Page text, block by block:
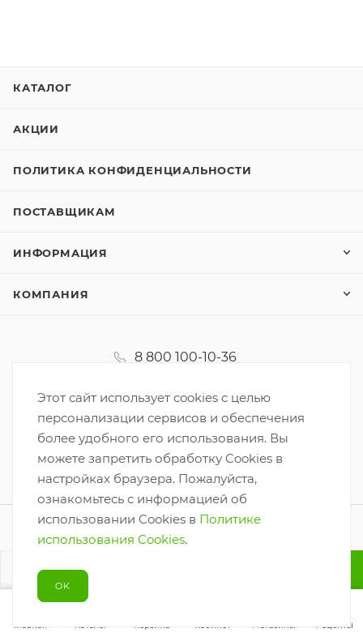
КАТАЛОГ
АКЦИИ
ПОЛИТИКА КОНФИДЕНЦИАЛЬНОСТИ
ПОСТАВЩИКАМ
ИНФОРМАЦИЯ
КОМПАНИЯ
8 800 100-10-36
Главная Каталог Корзина Кабинет Магазины Рецепты
Этот сайт использует cookies с целью
персонализации сервисов и обеспечения
более удобного его использования. Вы
можете запретить обработку Cookies в
настройках браузера. Пожалуйста,
ознакомьтесь с информацией об
использовании Cookies в Политике
использования Cookies.
OK